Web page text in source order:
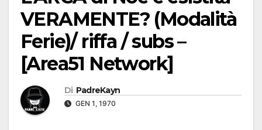
VERAMENTE? (Modalità
Ferie)/ riffa / subs –
[Area51 Network]
Di PadreKayn
GEN 1, 1970